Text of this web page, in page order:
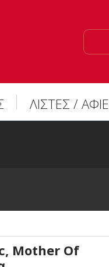
ΛΙΣΤΕΣ /
Mother Of